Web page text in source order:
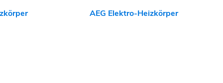
AEG Elektro-Heizkörper